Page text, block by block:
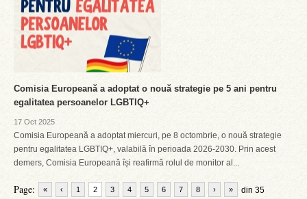
Comisia Europeană a adoptat o nouă strategie pe 5 ani pentru
egalitatea persoanelor LGBTIQ+
17 Oct 2025
Comisia Europeană a adoptat miercuri, pe 8 octombrie, o nouă strategie
pentru egalitatea LGBTIQ+, valabilă în perioada 2026-2030. Prin acest
demers, Comisia Europeană își reafirmă rolul de monitor al...
Page: « ‹ 1 2 3 4 5 6 7 8 din 35
› »